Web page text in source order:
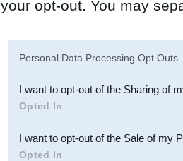
your opt-out. You may
Downstream Participants
third parties.
Personal Data Processing Opt Outs
I want to opt-out of the Sharing of
Opted In
I want to opt-out of the Sale of my
Opted In